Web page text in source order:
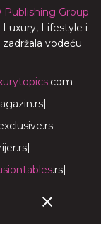
Publishing Group
Lifestyle i
vodeću
.com
.rs